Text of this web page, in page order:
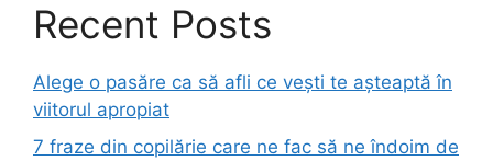
Recent Posts
Alege o pasăre ca să afli ce vești te așteaptă în
viitorul apropiat
7 fraze din copilărie care ne fac să ne îndoim de